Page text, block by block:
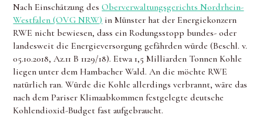
Nach Einschätzung desOberverwaltungsgerichts Nordrhein-
Westfalen (OVG NRW) in Münster hat der Energiekonzern
RWE nicht bewiesen, dass ein Rodungsstopp bundes- oder
landesweit die Energieversorgung gefährden würde (Beschl. v.
05.10.2018, Az.11 B 1129/18). Etwa 1,5 Milliarden Tonnen Kohle
liegen unter dem Hambacher Wald. An die möchte RWE
natürlich ran. Würde die Kohle allerdings verbrannt, wäre das
nach dem Pariser Klimaabkommen festgelegte deutsche
Kohlendioxid-Budget fast aufgebraucht.